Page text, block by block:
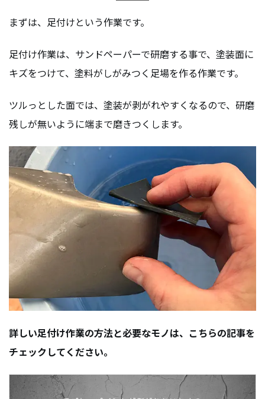
まずは、足付けという作業です。
足付け作業は、サンドペーパーで研磨する事で、塗装面に
キズをつけて、塗料がしがみつく足場を作る作業です。
ツルっとした面では、塗装が剥がれやすくなるので、研磨
残しが無いように端まで磨きつくします。
詳しい足付け作業の方法と必要なモノは、こちらの記事を
チェックしてください。